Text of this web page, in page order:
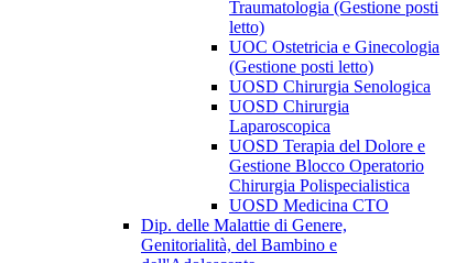
Traumatologia (Gestione posti
letto)
UOC Ostetricia e Ginecologia
(Gestione posti letto)
UOSD Chirurgia Senologica
UOSD Chirurgia
Laparoscopica
UOSD Terapia del Dolore e
Gestione Blocco Operatorio
Chirurgia Polispecialistica
UOSD Medicina CTO
Dip. delle Malattie di Genere,
Genitorialità, del Bambino e